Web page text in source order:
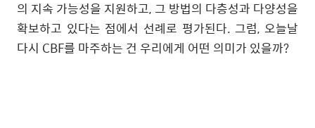
의 지속 가능성을 지원하고, 그 방법의 다층성과 다양성을
확보하고 있다는 점에서 선례로 평가된다. 그럼,오늘날
다시 CBF를 마주하는 건 우리에게 어떤 의미가 있을까?